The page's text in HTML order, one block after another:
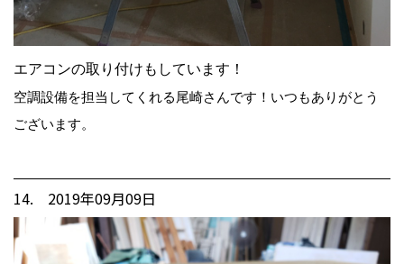
エアコンの取り付けもしています！
空調設備を担当してくれる尾崎さんです！いつもありがとう
ございます。
14. 2019年09月09日